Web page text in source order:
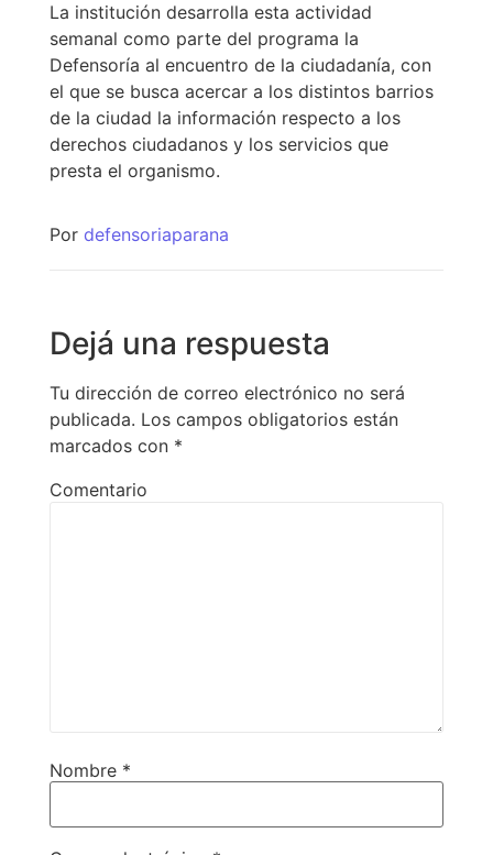
La institución desarrolla esta actividad
semanal como parte del programa la
Defensoría al encuentro de la ciudadanía, con
el que se busca acercar a los distintos barrios
de la ciudad la información respecto a los
derechos ciudadanos y los servicios que
presta el organismo.
Por defensoriaparana
Dejá una respuesta
Tu dirección de correo electrónico no será
publicada. Los campos obligatorios están
marcados con *
Comentario
Nombre *